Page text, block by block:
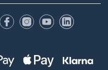
FacebookInstagram
YouTubeLinkedIn